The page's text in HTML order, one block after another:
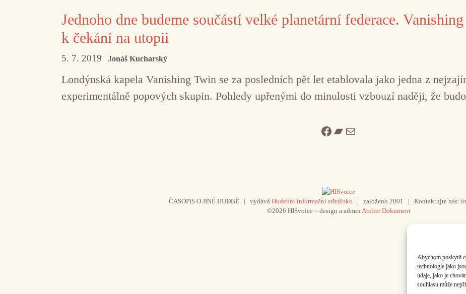
Abychom poskytli
technologie jako
údaje, jako je
souhlasu může
Jednoho dne budeme součástí velké planetární federace.
k čekání na utopii
5. 7. 2019 Jonáš Kucharský
Londýnská kapela Vanishing Twin se za posledních pět let etablovala jako jedna z
experimentálně popových skupin. Pohledy upřenými do minulosti vzbouzí naději, že
Facebook
Bandcamp
Mail
ČASOPIS O JINÉ HUDBĚ | vydává Hudební informační středisko | založeno 2001 | Kontaktujte nás:
©2026 HISvoice – design a admin Atelier Dokument